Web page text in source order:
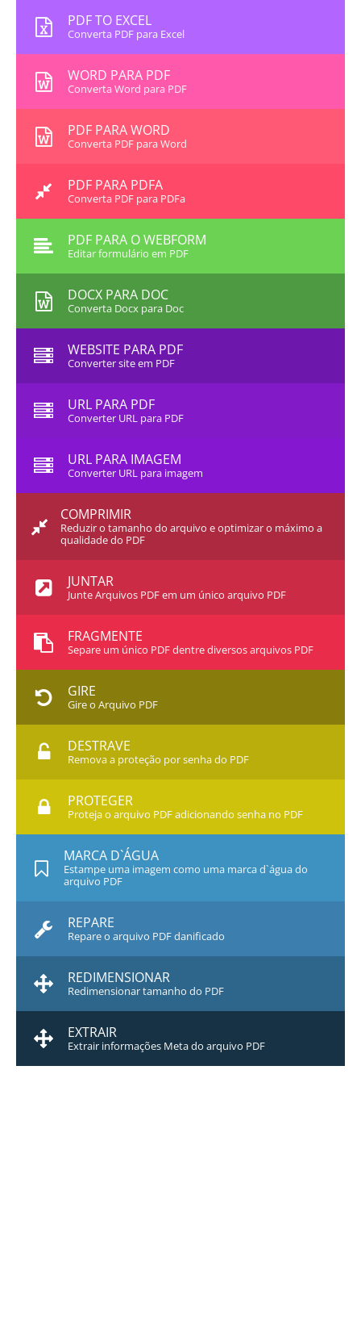
PDF TO EXCEL
Converta PDF para Excel
WORD PARA PDF
Converta Word para PDF
PDF PARA WORD
Converta PDF para Word
PDF PARA PDFA
Converta PDF para PDFa
PDF PARA O WEBFORM
Editar formulário em PDF
DOCX PARA DOC
Converta Docx para Doc
WEBSITE PARA PDF
Converter site em PDF
URL PARA PDF
Converter URL para PDF
URL PARA IMAGEM
Converter URL para imagem
COMPRIMIR
Reduzir o tamanho do arquivo e optimizar o máximo a
qualidade do PDF
JUNTAR
Junte Arquivos PDF em um único arquivo PDF
FRAGMENTE
Separe um único PDF dentre diversos arquivos PDF
GIRE
Gire o Arquivo PDF
DESTRAVE
Remova a proteção por senha do PDF
PROTEGER
Proteja o arquivo PDF adicionando senha no PDF
MARCA D`ÁGUA
Estampe uma imagem como uma marca d`água do
arquivo PDF
REPARE
Repare o arquivo PDF danificado
REDIMENSIONAR
Redimensionar tamanho do PDF
EXTRAIR
Extrair informações Meta do arquivo PDF